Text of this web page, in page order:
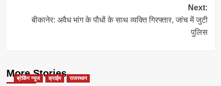
Next:
बीकानेर: अवैध भांग के पौधों के साथ व्यक्ति गिरफ्तार, जांच में जुटी
पुलिस
More Stories
ब्रेकिंग न्यूज क्राईम राजस्थान